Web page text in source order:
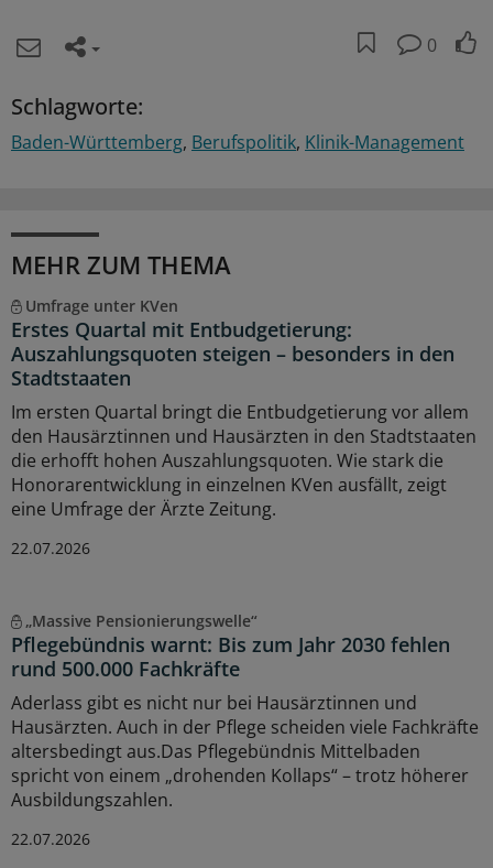
0
Schlagworte:
Baden-Württemberg Berufspolitik Klinik-Management
MEHR ZUM THEMA
Umfrage unter KVen
Erstes Quartal mit Entbudgetierung:
Auszahlungsquoten steigen – besonders in den
Stadtstaaten
Im ersten Quartal bringt die Entbudgetierung vor allem
den Hausärztinnen und Hausärzten in den Stadtstaaten
die erhofft hohen Auszahlungsquoten. Wie stark die
Honorarentwicklung in einzelnen KVen ausfällt, zeigt
eine Umfrage der Ärzte Zeitung.
22.07.2026
„Massive Pensionierungswelle“
Pflegebündnis warnt: Bis zum Jahr 2030 fehlen
rund 500.000 Fachkräfte
Aderlass gibt es nicht nur bei Hausärztinnen und
Hausärzten. Auch in der Pflege scheiden viele Fachkräfte
altersbedingt aus.Das Pflegebündnis Mittelbaden
spricht von einem „drohenden Kollaps“ – trotz höherer
Ausbildungszahlen.
22.07.2026